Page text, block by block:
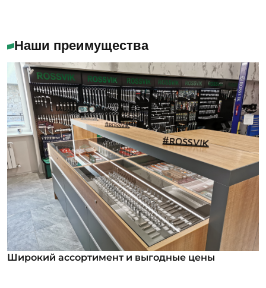
Наши преимущества
Широкий ассортимент и выгодные цены